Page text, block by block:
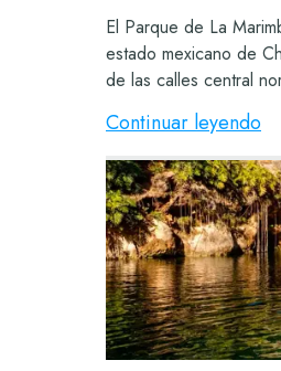
El Parque de La
estado mexicano de
de las calles central
Continuar leyendo